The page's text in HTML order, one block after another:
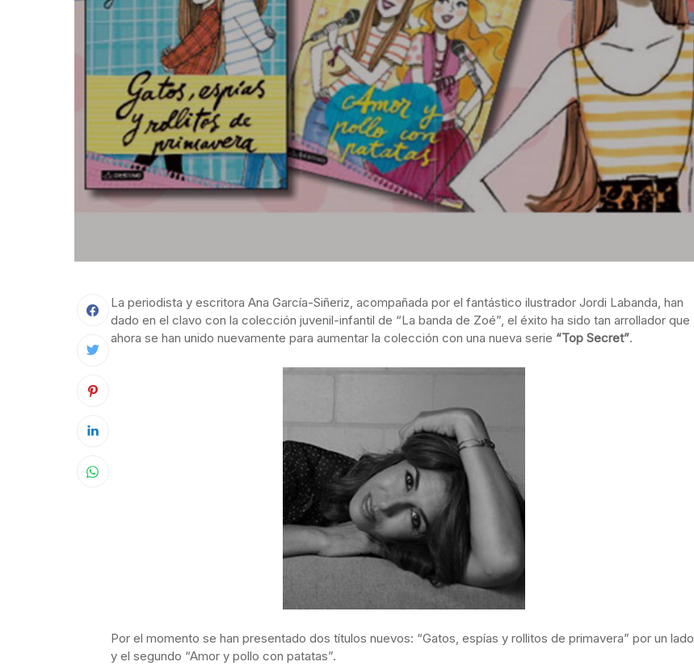
La periodista y escritora Ana García-Siñeriz, acompañada por el fantástico ilustrador Jordi Labanda, han
dado en el clavo con la colección juvenil-infantil de “La banda de Zoé”, el éxito ha sido tan arrollador que
ahora se han unido nuevamente para aumentar la colección con una nueva serie “Top Secret”.
Por el momento se han presentado dos títulos nuevos: “Gatos, espías y rollitos de primavera” por un lado
y el segundo “Amor y pollo con patatas”.